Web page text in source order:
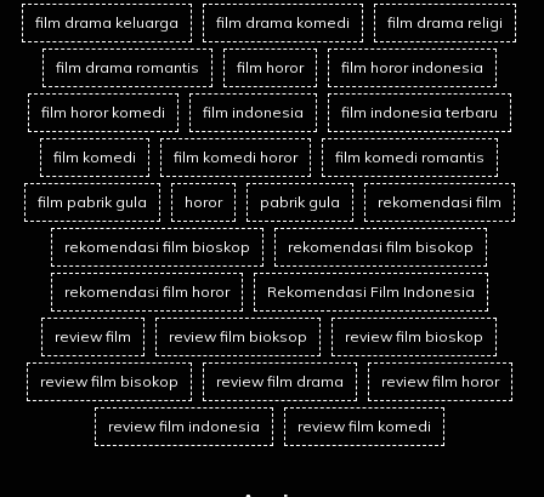
film drama keluarga film drama komedi film drama religi
film drama romantis film horor film horor indonesia
film horor komedi film indonesia film indonesia terbaru
film komedi film komedi horor film komedi romantis
film pabrik gula horor pabrik gula rekomendasi film
rekomendasi film bioskop rekomendasi film bisokop
rekomendasi film horor Rekomendasi Film Indonesia
review film review film bioksop review film bioskop
review film bisokop review film drama review film horor
review film indonesia review film komedi